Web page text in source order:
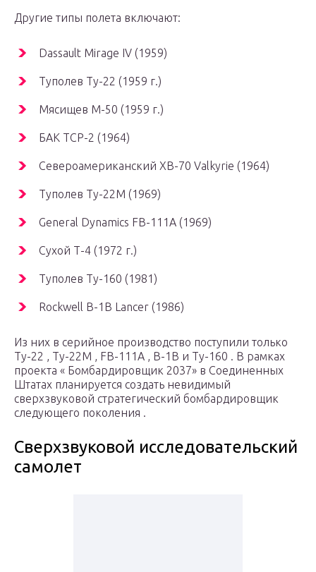
Другие типы полета включают:
Dassault Mirage IV (1959)
Туполев Ту-22 (1959 г.)
Мясищев М-50 (1959 г.)
БАК ТСР-2 (1964)
Североамериканский XB-70 Valkyrie (1964)
Туполев Ту-22М (1969)
General Dynamics FB-111A (1969)
Сухой Т-4 (1972 г.)
Туполев Ту-160 (1981)
Rockwell B-1B Lancer (1986)
Из них в серийное производство поступили только
Ту-22 , Ту-22М , FB-111A , B-1B и Ту-160 . В рамках
проекта « Бомбардировщик 2037» в Соединенных
Штатах планируется создать невидимый
сверхзвуковой стратегический бомбардировщик
следующего поколения .
Сверхзвуковой исследовательский
самолет